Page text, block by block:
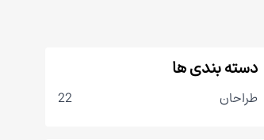
دسته بندی ها
طراحان 22